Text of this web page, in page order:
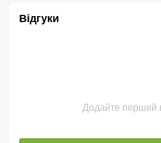
Відгуки
Додайте перший